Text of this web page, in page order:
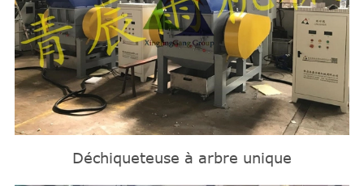
Déchiqueteuse à arbre unique